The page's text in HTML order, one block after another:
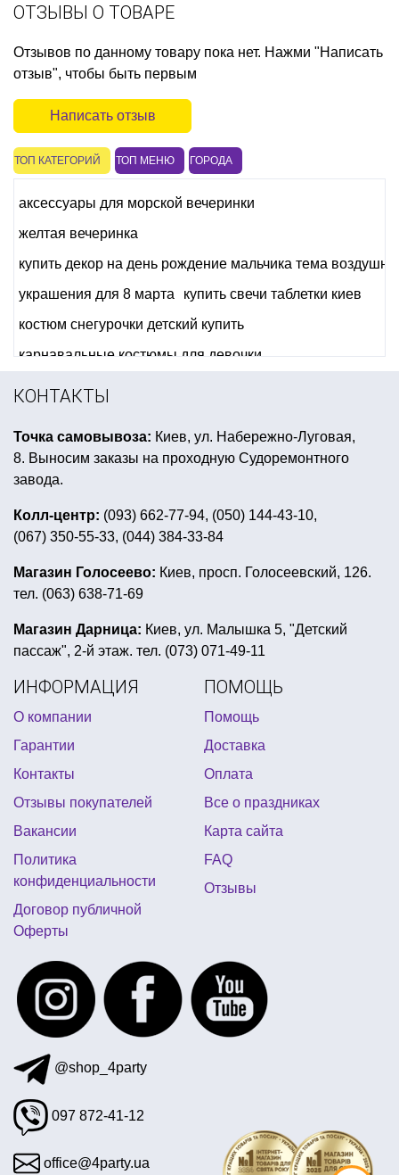
ОТЗЫВЫ О ТОВАРЕ
Отзывов по данному товару пока нет. Нажми "Написать
отзыв", чтобы быть первым
Написать отзыв
ТОП КАТЕГОРИЙ ТОП МЕНЮ ГОРОДА
аксессуары для морской вечеринки
желтая вечеринка
купить декор на день рождение мальчика тема
украшения для 8 марта
купить свечи таблетки киев
костюм снегурочки детский купить
карнавальные костюмы для девочки
товары для первого дня рождения
декор для ковбойской вечеринки
новогодние столовые приборы
необычные светильники интернет магазин
секс приколы купить
украшение пиратской вечеринки
подарки к дню защитника
аксессуары для девичника киев купить
украшения на коктейли
аксессуары для мексиканской вечеринки
гарри поттер оформление праздника
гирлянда новогодняя бумажная
купить большой мешок деда мороза
свадебный декор украина
аксессуары в стиле диско
купить украшение дня патрикп
купить подарок на день защитника украины
снежинки цена
КОНТАКТЫ
Точка самовывоза: Киев, ул. Набережно-Луговая,
8. Выносим заказы на проходную Судоремонтного
завода.
Колл-центр: (093) 662-77-94, (050) 144-43-10,
(067) 350-55-33, (044) 384-33-84
Магазин Голосеево: Киев, просп. Голосеевский, 126.
тел. (063) 638-71-69
Магазин Дарница: Киев, ул. Малышка 5, "Детский
пассаж", 2-й этаж. тел. (073) 071-49-11
ИНФОРМАЦИЯ
О компании
Гарантии
Контакты
Отзывы покупателей
Вакансии
Политика
конфиденциальности
Договор публичной
Оферты
ПОМОЩЬ
Помощь
Доставка
Оплата
Все о праздниках
Карта сайта
FAQ
Отзывы
@shop_4party
097 872-41-12
office@4party.ua